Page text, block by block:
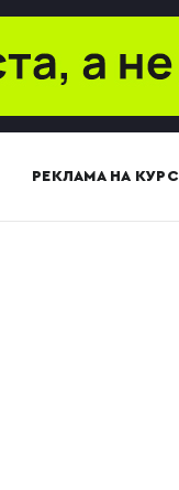
РЕКЛАМА НА КУРСІ